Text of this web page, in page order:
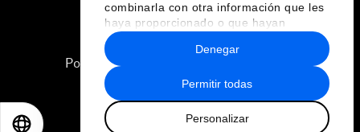
combinarla con otra información que les
haya proporcionado o que hayan
recopilado a partir del uso que haya
hecho de sus servicios.
Permitir todas
Personalizar
Denegar
Política de privacidad y normas de uso
Sitemap
2026 Foro Económico Mundial